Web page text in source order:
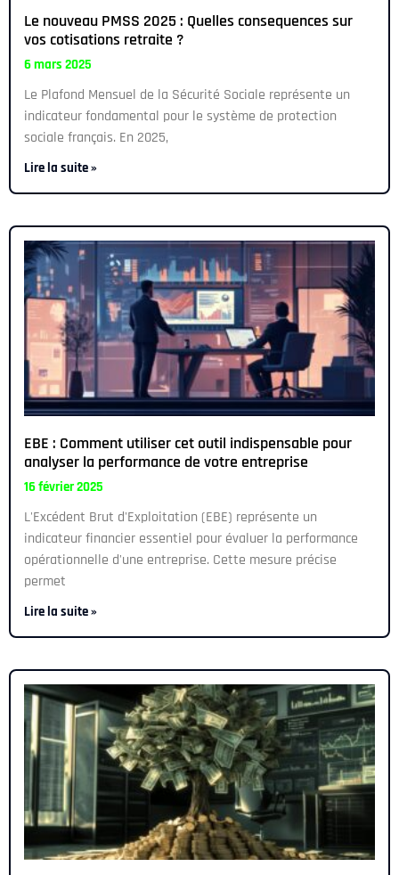
Le nouveau PMSS 2025 : Quelles consequences sur
vos cotisations retraite ?
6 mars 2025
Le Plafond Mensuel de la Sécurité Sociale représente un
indicateur fondamental pour le système de protection
sociale français. En 2025,
Lire la suite »
EBE : Comment utiliser cet outil indispensable pour
analyser la performance de votre entreprise
16 février 2025
L'Excédent Brut d'Exploitation (EBE) représente un
indicateur financier essentiel pour évaluer la performance
opérationnelle d'une entreprise. Cette mesure précise
permet
Lire la suite »